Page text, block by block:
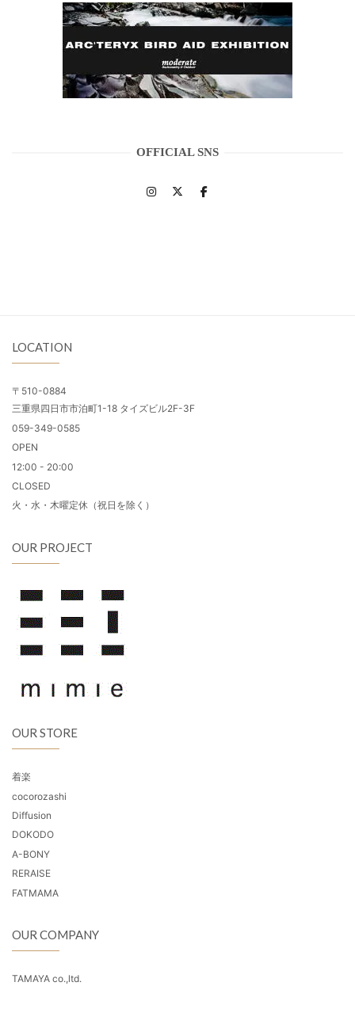
OFFICIAL SNS
LOCATION
〒510-0884
三重県四日市市泊町1-18 タイズビル2F-3F
059-349-0585
OPEN
12:00 - 20:00
CLOSED
火・水・木曜定休（祝日を除く）
OUR PROJECT
OUR STORE
着楽
cocorozashi
Diffusion
DOKODO
A-BONY
RERAISE
FATMAMA
OUR COMPANY
TAMAYA co.,ltd.